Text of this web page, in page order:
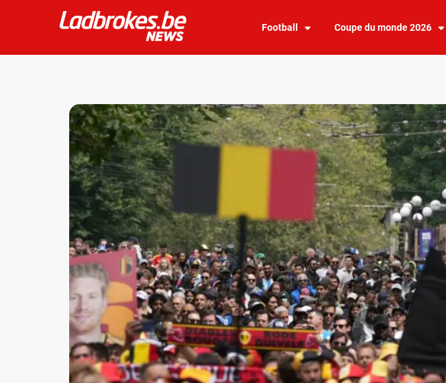
Football Coupe du monde 2026